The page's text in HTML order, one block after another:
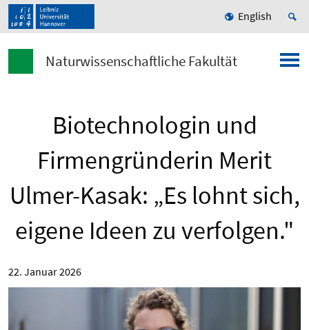
English
Naturwissenschaftliche Fakultät
Biotechnologin und
Firmengründerin Merit
Ulmer-Kasak: „Es lohnt sich,
eigene Ideen zu verfolgen."
22. Januar 2026